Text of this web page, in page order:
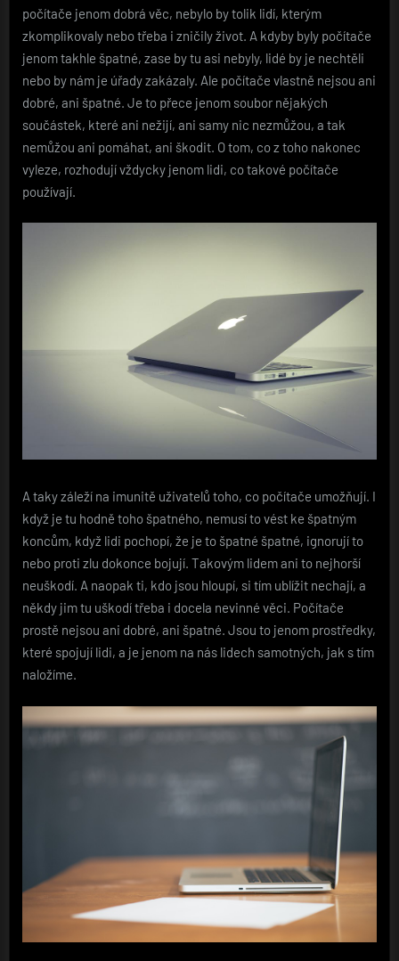
počítače jenom dobrá věc, nebylo by tolik lidí, kterým
zkomplikovaly nebo třeba i zničily život. A kdyby byly počítače
jenom takhle špatné, zase by tu asi nebyly, lidé by je nechtěli
nebo by nám je úřady zakázaly. Ale počítače vlastně nejsou ani
dobré, ani špatné. Je to přece jenom soubor nějakých
součástek, které ani nežijí, ani samy nic nezmůžou, a tak
nemůžou ani pomáhat, ani škodit. O tom, co z toho nakonec
vyleze, rozhodují vždycky jenom lidi, co takové počítače
používají.
A taky záleží na imunitě uživatelů toho, co počítače umožňují. I
když je tu hodně toho špatného, nemusí to vést ke špatným
koncům, když lidi pochopí, že je to špatné špatné, ignorují to
nebo proti zlu dokonce bojují. Takovým lidem ani to nejhorší
neuškodí. A naopak ti, kdo jsou hloupí, si tím ublížit nechají, a
někdy jim tu uškodí třeba i docela nevinné věci. Počítače
prostě nejsou ani dobré, ani špatné. Jsou to jenom prostředky,
které spojují lidi, a je jenom na nás lidech samotných, jak s tím
naložíme.